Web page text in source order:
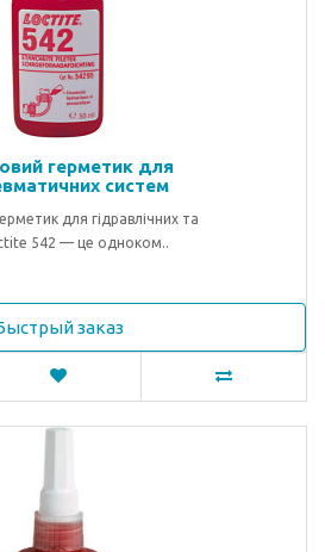
герметик для
систем
для гідравлічних та
542 — це одноком..
заказ